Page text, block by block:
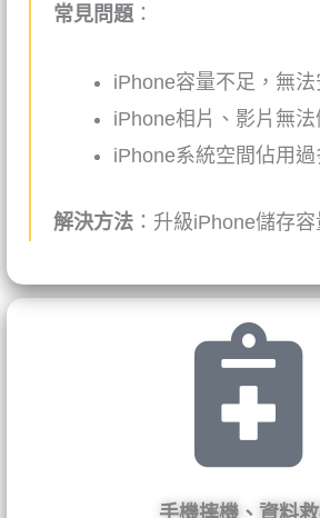
常見問題 ：
iPhone容量不足，無法
iPhone相片、影片無
iPhone系統空間佔用過
解決方法 ：升級iPhone儲存容